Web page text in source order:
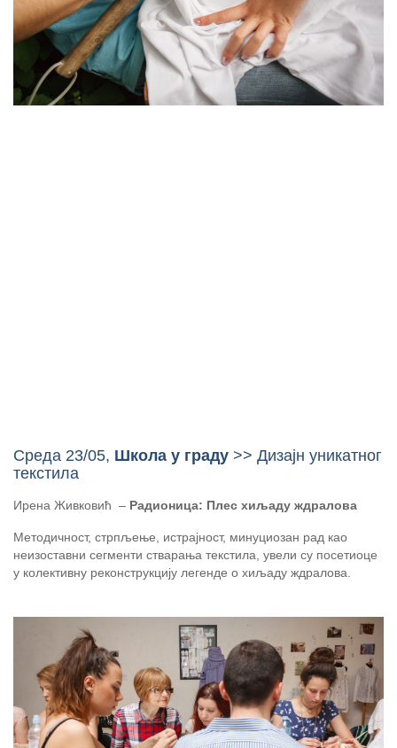
Среда 23/05, Школа у граду >> Дизајн уникатног
текстила
Ирена Живковић – Радионица: Плес хиљаду ждралова
Методичност, стрпљење, истрајност, минуциозан рад као
неизоставни сегменти стварања текстила, увели су посетиоце
у колективну реконструкцију легенде о хиљаду ждралова.